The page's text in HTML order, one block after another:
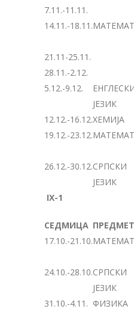
7.11.-11.11.
14.11.-18.11.
21.11-25.11.
28.11.-2.12.
5.12.-9.12.
ЈЕЗИК
12.12.-16.12.ХЕМИЈА
19.12.-23.12.
26.12.-30.12.СРПСКИ
ЈЕЗИК
IX-1
СЕДМИЦА ПРЕДМЕТ
17.10.-21.10.
24.10.-28.10.СРПСКИ
ЈЕЗИК
31.10.-4.11. ФИЗИКА